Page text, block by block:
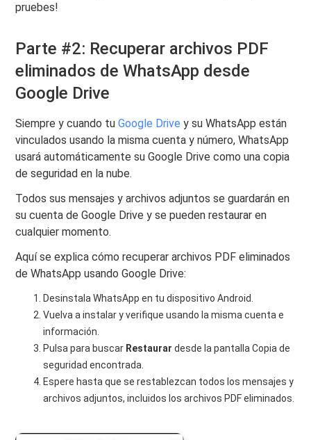
pruebes!
Parte #2: Recuperar archivos PDF
eliminados de WhatsApp desde
Google Drive
Siempre y cuando tuGoogle Drive y su WhatsApp están
vinculados usando la misma cuenta y número, WhatsApp
usará automáticamente su Google Drive como una copia
de seguridad en la nube.
Todos sus mensajes y archivos adjuntos se guardarán en
su cuenta de Google Drive y se pueden restaurar en
cualquier momento.
Aquí se explica cómo recuperar archivos PDF eliminados
de WhatsApp usando Google Drive:
Desinstala WhatsApp en tu dispositivo Android.
Vuelva a instalar y verifique usando la misma cuenta e
información.
Pulsa para buscar Restaurar desde la pantalla Copia de
seguridad encontrada.
Espere hasta que se restablezcan todos los mensajes y
archivos adjuntos, incluidos los archivos PDF eliminados.